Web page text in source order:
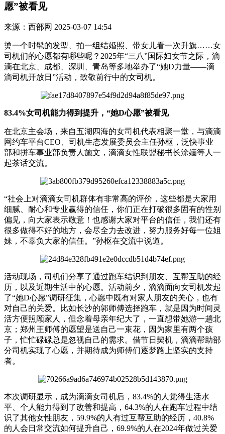
愿”被看见
来源：西部网 2025-03-07 14:54
烫一个时髦的发型、拍一组结婚照、带女儿看一次升旗……女
司机们的心愿都有哪些呢？2025年“三八”国际妇女节之际，滴
滴在北京、成都、深圳、青岛等多地举办了“她D力量——滴
滴司机开放日”活动，致敬前行中的女司机。
83.4%女司机能力得到提升，“她D心愿”被看见
在北京主会场，来自五湖四海的女司机代表相聚一堂，与滴滴
网约车平台CEO、司机生态发展委员会主任孙枢，泛快事业
部和拼车事业部负责人施文，滴滴女性联盟秘书长涂婳等人一
起茶话交流。
“社会上对滴滴女司机群体有非常高的评价，这些都是大家用
细腻、耐心和专业赢得的信任，你们正在打破很多固有的性别
偏见，向大家表示敬意！也感谢大家对平台的信任，我们还有
很多做得不好的地方，会尽全力去改进，努力服务好每一位姐
妹，不辜负大家的信任。”孙枢在交流中说道。
活动现场，司机们分享了通过跑车结识到朋友、互帮互助的经
历，以及近期生活中的心愿。活动前夕，滴滴面向女司机发起
了“她D心愿”调研征集，心愿中既有对家人朋友的关心，也有
对自己的关爱。比如长沙的郭师傅选择跑车，就是因为时间灵
活方便照顾家人，但念着母亲年纪大了，一直想带她游一趟北
京；郑州王师傅的愿望是送自己一束花，因为家里有两个孩
子，忙忙碌碌总是忽视自己的需求。借节日契机，滴滴帮助部
分司机实现了心愿，并期待成为师傅们逐梦路上坚实的支持
者。
本次调研显示，成为滴滴女司机后，83.4%的人觉得生活水
平、个人能力得到了改善和提高，64.3%的人在跑车过程中结
识了其他女性朋友，59.9%的人有过互帮互助的经历，40.8%
的人会日常交流如何提升自己，69.9%的人在2024年做过关爱